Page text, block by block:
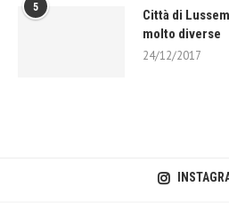
5
Città di
molto diverse
24/12/2017